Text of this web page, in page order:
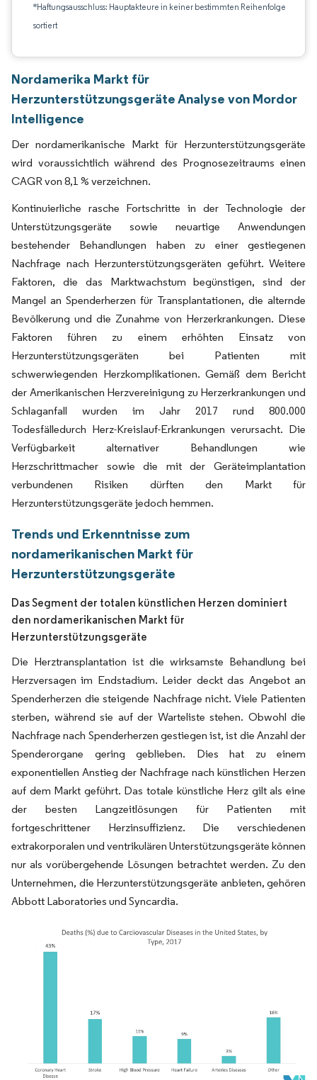
*Haftungsausschluss: Hauptakteure in keiner bestimmten Reihenfolge
sortiert
Nordamerika Markt für
Herzunterstützungsgeräte Analyse von Mordor
Intelligence
Der nordamerikanische Markt für Herzunterstützungsgeräte
wird voraussichtlich während des Prognosezeitraums einen
CAGR von 8,1 % verzeichnen.
Kontinuierliche rasche Fortschritte in der Technologie der
Unterstützungsgeräte sowie neuartige Anwendungen
bestehender Behandlungen haben zu einer gestiegenen
Nachfrage nach Herzunterstützungsgeräten geführt. Weitere
Faktoren, die das Marktwachstum begünstigen, sind der
Mangel an Spenderherzen für Transplantationen, die alternde
Bevölkerung und die Zunahme von Herzerkrankungen. Diese
Faktoren führen zu einem erhöhten Einsatz von
Herzunterstützungsgeräten bei Patienten mit
schwerwiegenden Herzkomplikationen. Gemäß dem Bericht
der Amerikanischen Herzvereinigung zu Herzerkrankungen und
Schlaganfall wurden im Jahr 2017 rund 800.000
Todesfälledurch Herz-Kreislauf-Erkrankungen verursacht. Die
Verfügbarkeit alternativer Behandlungen wie
Herzschrittmacher sowie die mit der Geräteimplantation
verbundenen Risiken dürften den Markt für
Herzunterstützungsgeräte jedoch hemmen.
Trends und Erkenntnisse zum
nordamerikanischen Markt für
Herzunterstützungsgeräte
Das Segment der totalen künstlichen Herzen dominiert
den nordamerikanischen Markt für
Herzunterstützungsgeräte
Die Herztransplantation ist die wirksamste Behandlung bei
Herzversagen im Endstadium. Leider deckt das Angebot an
Spenderherzen die steigende Nachfrage nicht. Viele Patienten
sterben, während sie auf der Warteliste stehen. Obwohl die
Nachfrage nach Spenderherzen gestiegen ist, ist die Anzahl der
Spenderorgane gering geblieben. Dies hat zu einem
exponentiellen Anstieg der Nachfrage nach künstlichen Herzen
auf dem Markt geführt. Das totale künstliche Herz gilt als eine
der besten Langzeitlösungen für Patienten mit
fortgeschrittener Herzinsuffizienz. Die verschiedenen
extrakorporalen und ventrikulären Unterstützungsgeräte können
nur als vorübergehende Lösungen betrachtet werden. Zu den
Unternehmen, die Herzunterstützungsgeräte anbieten, gehören
Abbott Laboratories und Syncardia.